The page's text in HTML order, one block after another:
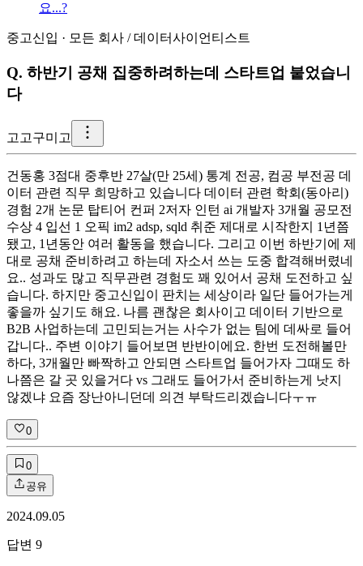
요...?
중고신입 · 모든 회사 /데이터사이언티스트
Q. 하반기 공채 집중하려하는데 스타트업 붙었습니
다
고 고구미고
건동홍 3점대 중후반 27살(만 25세) 통계 전공, 컴공 부전공 데
이터 관련 직무 희망하고 있습니다 데이터 관련 학회(동아리)
경험 2개 논문 탑티어 컨퍼 2저자 인턴 ai 개발자 3개월 공모전
수상 4 입선 1 오픽 im2 adsp, sqld 취준 제대로 시작한지 1년쯤
됐고, 1년동안 여러 활동을 했습니다. 그리고 이번 하반기에 제
대로 공채 준비하려고 하는데 자소서 쓰는 도중 합격해버렸네
요.. 성과도 많고 직무관련 경험도 꽤 있어서 공채 도전하고 싶
습니다. 하지만 중고신입이 판치는 세상이라 일단 들어가는게
좋을까 싶기도 해요. 나름 괜찮은 회사이고 데이터 기반으로
B2B 사업하는데 고민되는거는 사수가 없는 팀에 데싸로 들어
갑니다.. 주변 이야기 들어보면 반반이에요. 한번 도전해볼만
하다, 3개월만 빠짝하고 안되면 스타트업 들어가자 그때도 하
나쯤은 갈 곳 있을거다 vs 그래도 들어가서 준비하는게 낫지
않겠냐 요즘 장난아니던데 의견 부탁드리겠습니다ㅜㅠ
0
0
공유
2024.09.05
답변 9